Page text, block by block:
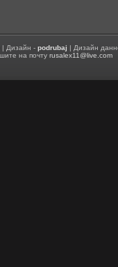
| Дизайн -podrubaj | Дизайн
на почтуrusalex11@live.com